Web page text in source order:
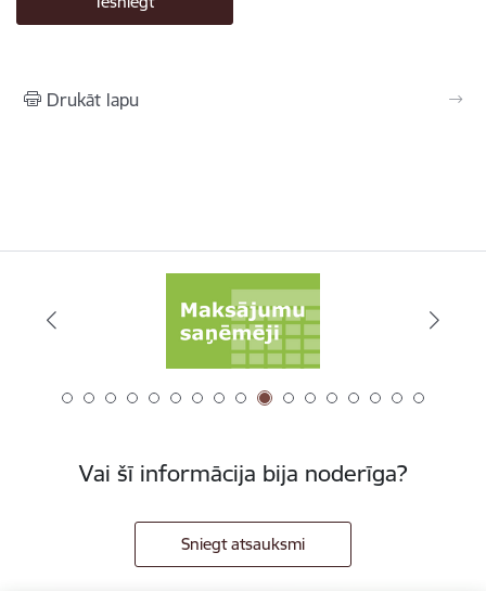
Drukāt lapu
Vai šī informācija bija noderīga?
Sniegt atsauksmi